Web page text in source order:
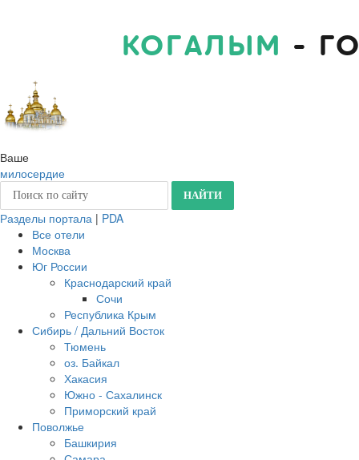
КОГАЛЫМ -
Ваше
милосердие
Разделы портала | PDA
Все отели
Москва
Юг России
Краснодарский край
Сочи
Республика Крым
Сибирь / Дальний Восток
Тюмень
оз. Байкал
Хакасия
Южно - Сахалинск
Приморский край
Поволжье
Башкирия